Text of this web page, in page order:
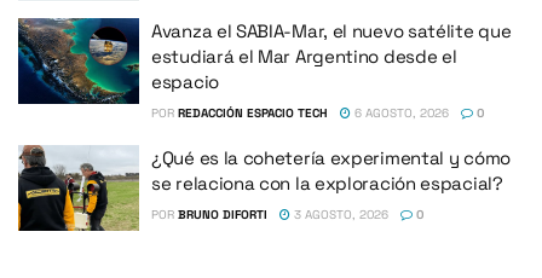
Avanza el SABIA-Mar, el nuevo satélite que
estudiará el Mar Argentino desde el
espacio
POR REDACCIÓN ESPACIO TECH 6 AGOSTO, 2026 0
¿Qué es la cohetería experimental y cómo
se relaciona con la exploración espacial?
POR BRUNO DIFORTI 3 AGOSTO, 2026 0